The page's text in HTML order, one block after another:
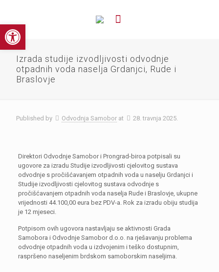
Open toolbar
Izrada studije izvodljivosti odvodnje
otpadnih voda naselja Grdanjci, Rude i
Braslovje
Published by Odvodnja Samobor at 28. travnja 2025.
Direktori Odvodnje Samobor i Prongrad-biroa potpisali su
ugovore za izradu Studije izvodljivosti cjelovitog sustava
odvodnje s pročišćavanjem otpadnih voda u naselju Grdanjci i
Studije izvodljivosti cjelovitog sustava odvodnje s
pročišćavanjem otpadnih voda naselja Rude i Braslovje, ukupne
vrijednosti 44.100,00 eura bez PDV-a. Rok za izradu obiju studija
je 12 mjeseci.
Potpisom ovih ugovora nastavljaju se aktivnosti Grada
Samobora i Odvodnje Samobor d.o.o. na rješavanju problema
odvodnje otpadnih voda u izdvojenim i teško dostupnim,
raspršeno naseljenim brdskom samoborskim naseljima.